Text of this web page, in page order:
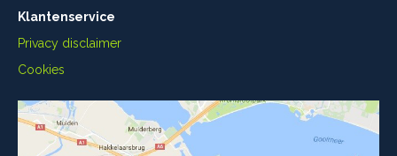
Klantenservice
Privacy disclaimer
Cookies